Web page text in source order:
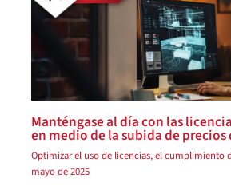
Manténgase al día con las
en medio de la subida de precios
Optimizar el uso de licencias, elcumplimiento
mayo de 2025